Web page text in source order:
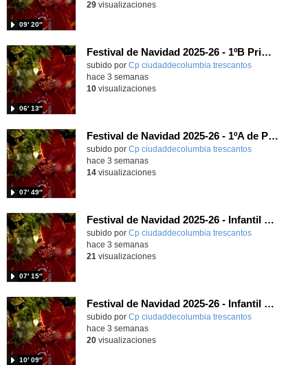
09′ 20″
29visualizaciones
Festival de Navidad 2025-26 - 1ºB Primaria
subido por Cp ciudaddecolumbia trescantos
06′ 13″
-
hace 3 semanas
10visualizaciones
Festival de Navidad 2025-26 - 1ºA de Primaria
subido por Cp ciudaddecolumbia trescantos
07′ 49″
-
hace 3 semanas
14visualizaciones
Festival de Navidad 2025-26 - Infantil 5 años
subido por Cp ciudaddecolumbia trescantos
07′ 15″
-
hace 3 semanas
21 visualizaciones
Festival de Navidad 2025-26 - Infantil 4 años
subido por Cp ciudaddecolumbia trescantos
10′ 09″
-
hace 3 semanas
20visualizaciones